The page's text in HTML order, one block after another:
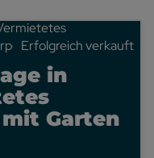
Erfolgreich verkauft
in
Garten